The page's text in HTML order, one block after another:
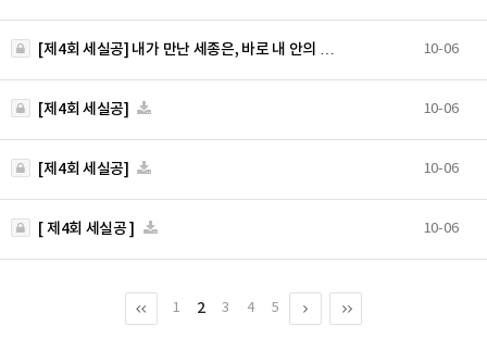
[제4회 세실공] 내가 만난 세종은, 바로 내 안의 … 10-06
[제4회 세실공] 10-06
[제4회 세실공] 10-06
[ 제4회 세실공 ] 10-06
1 2 3 4 5